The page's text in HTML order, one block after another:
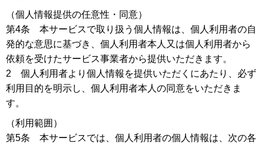
（個人情報提供の任意性・同意）
第4条 本サービスで取り扱う個人情報は、個人利用者の自
発的な意思に基づき、個人利用者本人又は個人利用者から
依頼を受けたサービス事業者から提供いただきます。
2 個人利用者より個人情報を提供いただくにあたり、必ず
利用目的を明示し、個人利用者本人の同意をいただきま
す。
（利用範囲）
第5条 本サービスでは、個人利用者の個人情報は、次の各